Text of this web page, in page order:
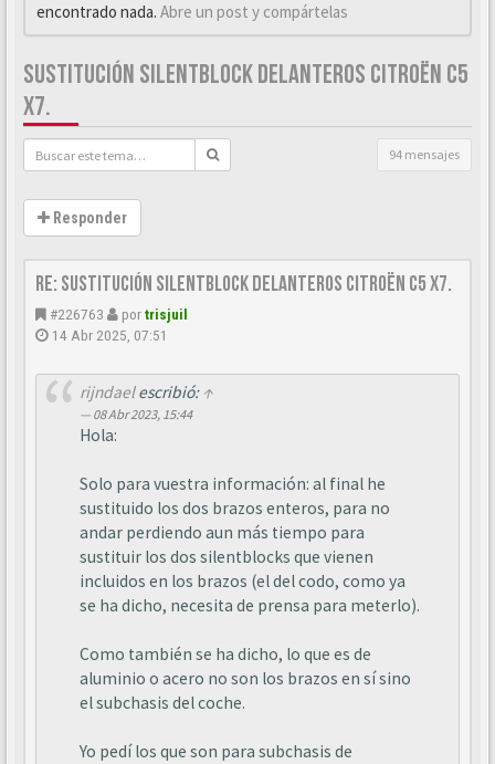
encontrado nada. Abre un post y compártelas
SUSTITUCIÓN SILENTBLOCK DELANTEROS CITROËN C5
X7.
94 mensajes
Responder
Re: Sustitución SILENTBLOCK delanteros Citroën C5 X7.
#226763 portrisjuil
14 Abr 2025, 07:51
rijndaelescribió: ↑
08 Abr 2023, 15:44
Hola:
Solo para vuestra información: al final he
sustituido los dos brazos enteros, para no
andar perdiendo aun más tiempo para
sustituir los dos silentblocks que vienen
incluidos en los brazos (el del codo, como ya
se ha dicho, necesita de prensa para meterlo).
Como también se ha dicho, lo que es de
aluminio o acero no son los brazos en sí sino
el subchasis del coche.
Yo pedí los que son para subchasis de